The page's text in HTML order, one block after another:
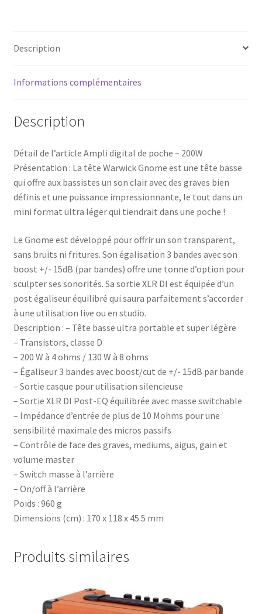
Description
Informations complémentaires
Description
Détail de l’article Ampli digital de poche – 200W
Présentation : La tête Warwick Gnome est une tête basse
qui offre aux bassistes un son clair avec des graves bien
définis et une puissance impressionnante, le tout dans un
mini format ultra léger qui tiendrait dans une poche !
Le Gnome est développé pour offrir un son transparent,
sans bruits ni fritures. Son égalisation 3 bandes avec son
boost +/- 15dB (par bandes) offre une tonne d’option pour
sculpter ses sonorités. Sa sortie XLR DI est équipée d’un
post égaliseur équilibré qui saura parfaitement s’accorder
à une utilisation live ou en studio.
Description : – Tête basse ultra portable et super légère
– Transistors, classe D
– 200 W à 4 ohms / 130 W à 8 ohms
– Égaliseur 3 bandes avec boost/cut de +/- 15dB par bande
– Sortie casque pour utilisation silencieuse
– Sortie XLR DI Post-EQ équilibrée avec masse switchable
– Impédance d’entrée de plus de 10 Mohms pour une
sensibilité maximale des micros passifs
– Contrôle de face des graves, mediums, aigus, gain et
volume master
– Switch masse à l’arrière
– On/off à l’arrière
Poids : 960 g
Dimensions (cm) : 170 x 118 x 45.5 mm
Produits similaires